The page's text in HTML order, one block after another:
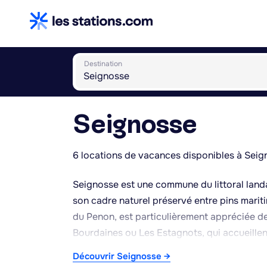
Destination
Seignosse
6 locations de vacances disponibles à
Seignosse est une commune du littoral
son cadre naturel préservé entre pins
du Penon, est particulièrement appréciée
Bourdaines ou Les Estagnots, qui
Découvrir Seignosse →